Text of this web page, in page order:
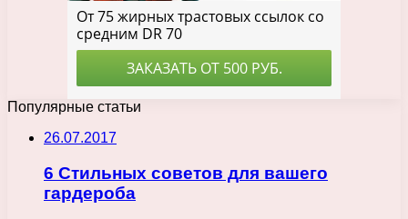
Популярные статьи
26.07.2017
6 Стильных советов для вашего
гардероба